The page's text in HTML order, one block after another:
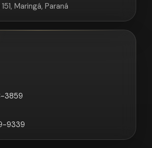
Maringá, Paraná
3859
9339